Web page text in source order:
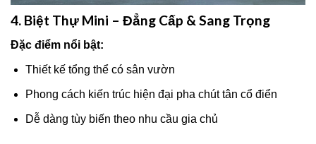
4. Biệt Thự Mini – Đẳng Cấp & Sang Trọng
Đặc điểm nổi bật:
Thiết kế tổng thể có sân vườn
Phong cách kiến trúc hiện đại pha chút tân cổ điển
Dễ dàng tùy biến theo nhu cầu gia chủ